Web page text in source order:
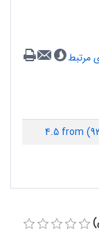
مرتبط
4.5 from